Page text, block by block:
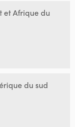
et Afrique du
du sud